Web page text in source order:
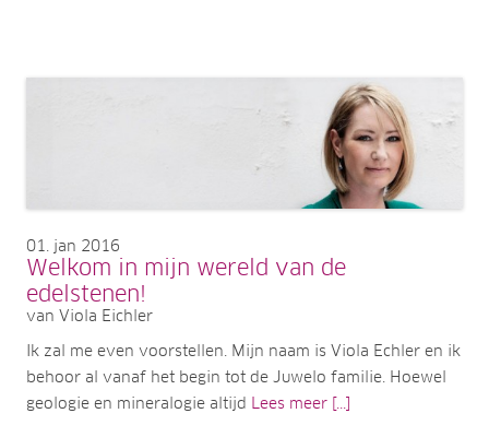
01 jan 2016
Welkom in mijn wereld van de
edelstenen!
van Viola Eichler
Ik zal me even voorstellen. Mijn naam is Viola Echler en ik
behoor al vanaf het begin tot de Juwelo familie. Hoewel
geologie en mineralogie altijd Lees meer [...]